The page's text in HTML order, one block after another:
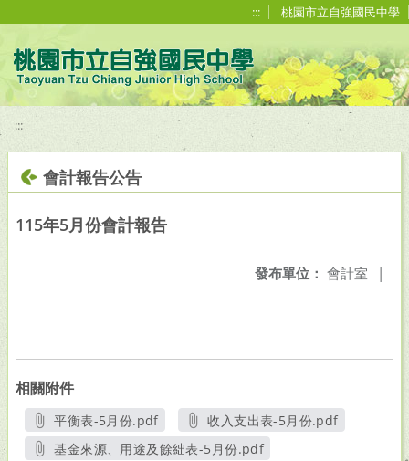
::: 桃園市立自強國民中學
:::
會計報告公告
115年5月份會計報告
發布單位： 會計室 |
相關附件
平衡表-5月份.pdf
另開新視窗
收入支出表-5月份.pdf
另開新視窗
基金來源、用途及餘絀表-5月份.pdf